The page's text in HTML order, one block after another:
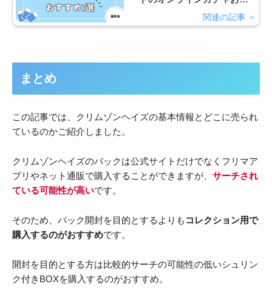
まとめ
この記事では、クリムゾンヘイズの基本情報とどこに売られ
ているのかご紹介しました。
クリムゾンヘイズのパックは公式サイトだけでなくフリマア
プリやネット通販で購入することができますが、 サーチされ
ている可能性が高いです。
そのため、パック開封を目的とするよりも コレクション用で
購入するのがおすすめです。
開封を目的とする方は比較的サーチの可能性の低いシュリン
ク付きBOXを購入するのがおすすめ。